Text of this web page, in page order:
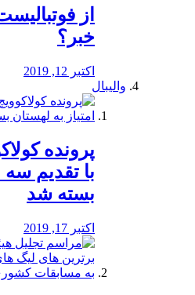
از
خبر؟
اکتبر 12, 2019
والیبال
پرونده
با تقدیم سه
بسته شد
اکتبر 17, 2019